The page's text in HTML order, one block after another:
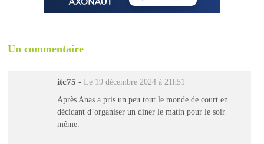
Un commentaire
itc75 - Le 19 décembre 2024 à 21h51
Après Anas a pris un peu tout le monde de court en
décidant d’organiser un diner le matin pour le soir
même.